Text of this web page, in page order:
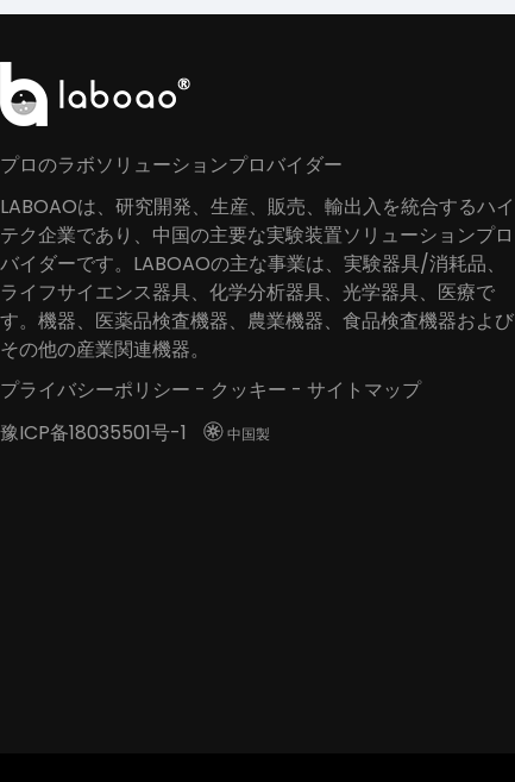
プロのラボソリューションプロバイダー
LABOAOは、研究開発、生産、販売、輸出入を統合するハイ
テク企業であり、中国の主要な実験装置ソリューションプロ
バイダーです。LABOAOの主な事業は、実験器具/消耗品、
ライフサイエンス器具、化学分析器具、光学器具、医療で
す。機器、医薬品検査機器、農業機器、食品検査機器および
その他の産業関連機器。
プライバシーポリシー - クッキー - サイトマップ
豫ICP备18035501号-1
 中国製